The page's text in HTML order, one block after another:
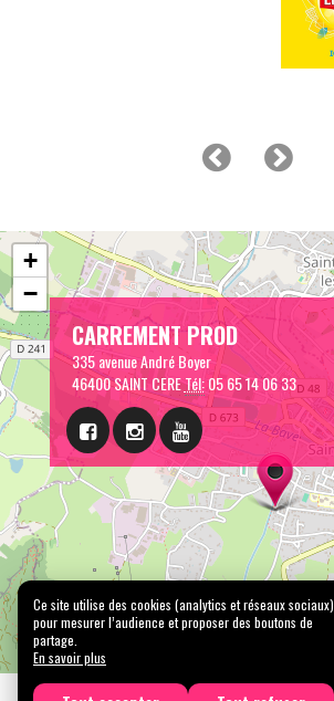
CARREMENT PROD
335 avenue André Boyer
46400 SAINT CERETél:05 65 14 06 33
+
−
Ce site utilise des cookies (analytics et réseaux sociaux)
pour mesurer l’audience et proposer des boutons de
partage.
En savoir plus